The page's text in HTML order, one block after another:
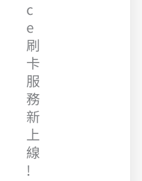
c
e
刷
卡
服
務
新
上
線
!